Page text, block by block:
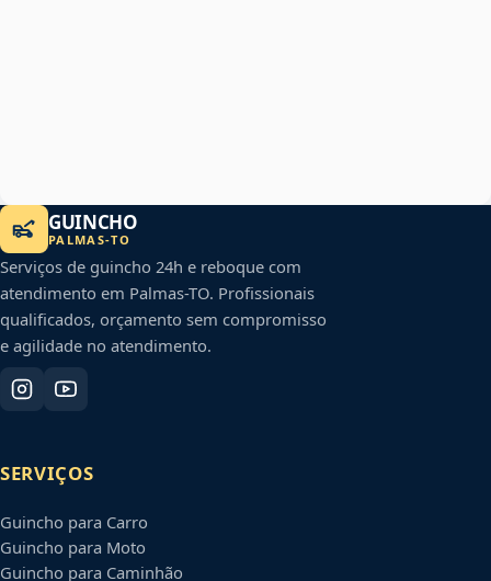
GUINCHO
PALMAS-TO
Serviços de guincho 24h e reboque com
atendimento em Palmas-TO. Profissionais
qualificados, orçamento sem compromisso
e agilidade no atendimento.
SERVIÇOS
Guincho para Carro
Guincho para Moto
Guincho para Caminhão